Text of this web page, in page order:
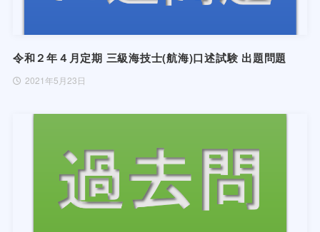
令和２年４月定期 三級海技士(航海)口述試験 出題問題
2021年5月23日